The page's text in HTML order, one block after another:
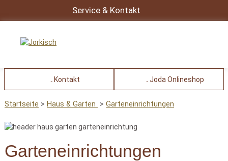
Service & Kontakt
Kontakt Joda Onlineshop
Startseite Haus & Garten Garteneinrichtungen
Garteneinrichtungen